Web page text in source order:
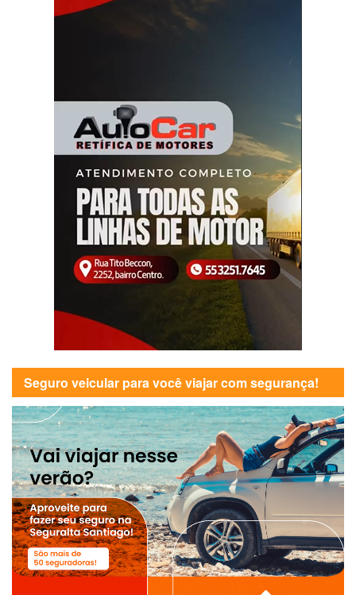
Seguro veicular para você viajar com segurança!